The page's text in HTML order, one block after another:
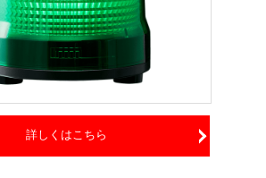
詳しくはこちら